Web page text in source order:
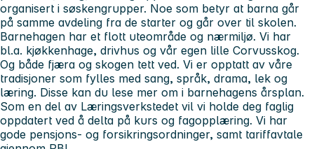
organisert i søskengrupper. Noe som betyr at barna går
på samme avdeling fra de starter og går over til skolen.
Barnehagen har et flott uteområde og nærmiljø. Vi har
bl.a. kjøkkenhage, drivhus og vår egen lille Corvusskog.
Og både fjæra og skogen tett ved. Vi er opptatt av våre
tradisjoner som fylles med sang, språk, drama, lek og
læring. Disse kan du lese mer om i barnehagens årsplan.
Som en del av Læringsverkstedet vil vi holde deg faglig
oppdatert ved å delta på kurs og fagopplæring. Vi har
gode pensjons- og forsikringsordninger, samt tariffavtale